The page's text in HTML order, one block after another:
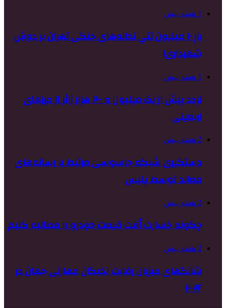
1 هفته پیش
بارِ ۱۰ میلیون تنیِ نخاله‌های جنگی تهران بر دوشِ
شهرداری!
1 هفته پیش
تردد بیش از یک میلیون و ۲۰۰ هزار زائر از مرزهای
اربعینی
2 هفته پیش
دستگیری شبکه جاسوسی مرتبط با رسانه‌های
معاند توسط پلیس
2 هفته پیش
چگونه خسارت اُفت قیمت خودرو را مطالبه کنیم
2 هفته پیش
شانگهای میزبان رقابت نخبگان مهارتی جهان در
۲۰۲۶